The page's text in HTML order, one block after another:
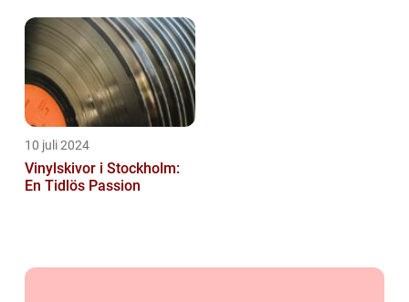
10 juli 2024
Vinylskivor i Stockholm:
En Tidlös Passion